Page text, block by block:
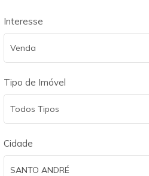
Interesse
Venda
Tipo de Imóvel
Todos Tipos
Cidade
SANTO ANDRÉ